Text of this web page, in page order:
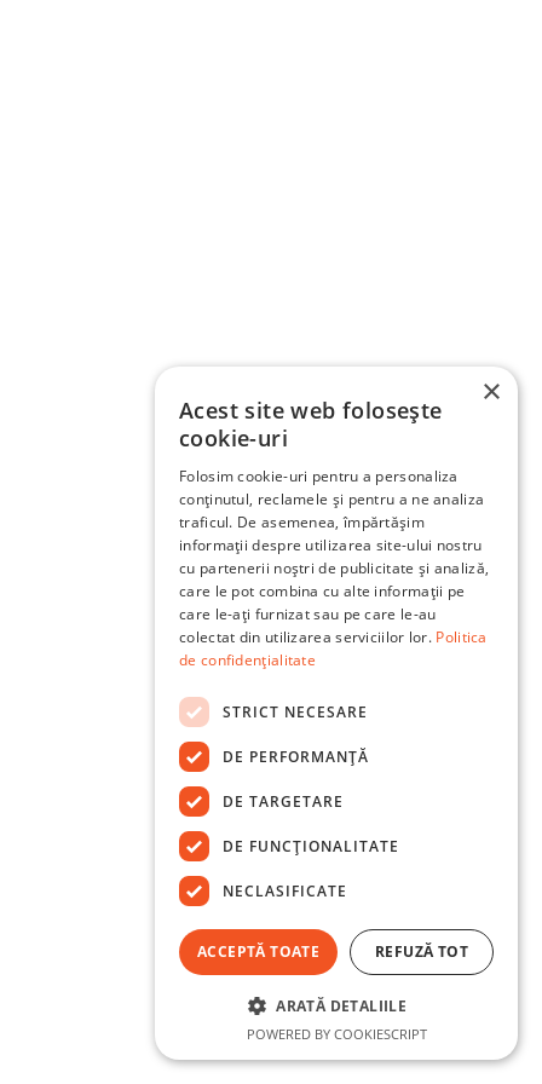
×
Acest site web folosește
cookie-uri
Folosim cookie-uri pentru a personaliza
conținutul, reclamele și pentru a ne analiza
traficul. De asemenea, împărtășim
informații despre utilizarea site-ului nostru
cu partenerii noștri de publicitate și analiză,
care le pot combina cu alte informații pe
care le-ați furnizat sau pe care le-au
colectat din utilizarea serviciilor lor. Politica
de confidențialitate
STRICT NECESARE
DE PERFORMANȚĂ
DE TARGETARE
DE FUNCŢIONALITATE
NECLASIFICATE
ACCEPTĂ TOATE REFUZĂ TOT
ARATĂ DETALIILE
POWERED BY COOKIESCRIPT